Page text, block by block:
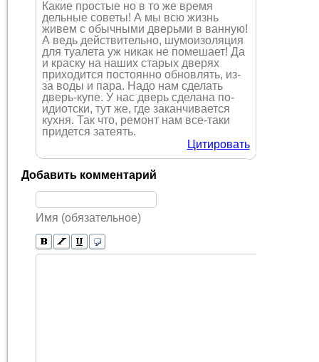
Какие простые но в то же время
дельные советы! А мы всю жизнь
живем с обычными дверьми в ванную!
А ведь действительно, шумоизоляция
для туалета уж никак не помешает! Да
и краску на наших старых дверях
приходится постоянно обновлять, из-
за воды и пара. Надо нам сделать
дверь-купе. У нас дверь сделана по-
идиотски, тут же, где заканчивается
кухня. Так что, ремонт нам все-таки
придется затеять.
Цитировать
Добавить комментарий
Имя (обязательное)